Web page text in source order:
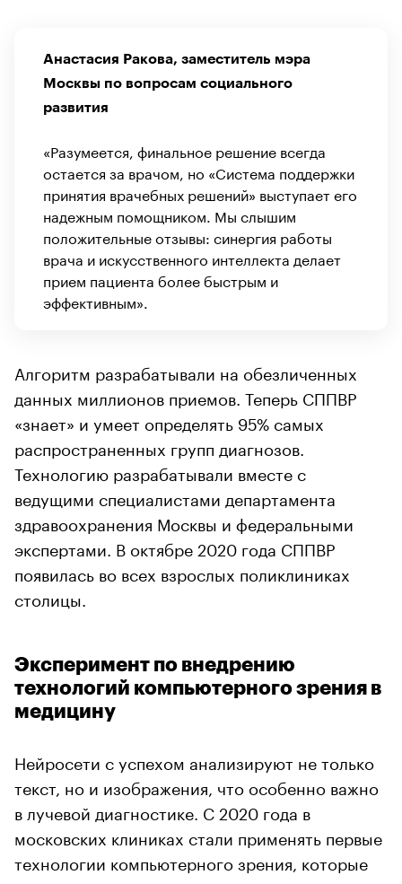
Анастасия Ракова, заместитель мэра
Москвы по вопросам социального
развития
«Разумеется, финальное решение всегда
остается за врачом, но «Система поддержки
принятия врачебных решений» выступает его
надежным помощником. Мы слышим
положительные отзывы: синергия работы
врача и искусственного интеллекта делает
прием пациента более быстрым и
эффективным».
Алгоритм разрабатывали на обезличенных
данных миллионов приемов. Теперь СППВР
«знает» и умеет определять 95% самых
распространенных групп диагнозов.
Технологию разрабатывали вместе с
ведущими специалистами департамента
здравоохранения Москвы и федеральными
экспертами. В октябре 2020 года СППВР
появилась во всех взрослых поликлиниках
столицы.
Эксперимент по внедрению
технологий компьютерного зрения в
медицину
Нейросети с успехом анализируют не только
текст, но и изображения, что особенно важно
в лучевой диагностике. С 2020 года в
московских клиниках стали применять первые
технологии компьютерного зрения, которые